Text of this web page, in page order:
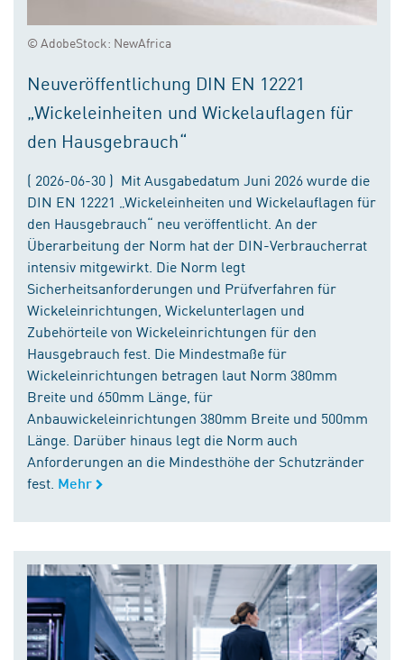
© AdobeStock: NewAfrica
Neuveröffentlichung DIN EN 12221
„Wickeleinheiten und Wickelauflagen für
den Hausgebrauch“
( 2026-06-30 ) Mit Ausgabedatum Juni 2026 wurde die
DIN EN 12221 „Wickeleinheiten und Wickelauflagen für
den Hausgebrauch“ neu veröffentlicht. An der
Überarbeitung der Norm hat der DIN-Verbraucherrat
intensiv mitgewirkt. Die Norm legt
Sicherheitsanforderungen und Prüfverfahren für
Wickeleinrichtungen, Wickelunterlagen und
Zubehörteile von Wickeleinrichtungen für den
Hausgebrauch fest. Die Mindestmaße für
Wickeleinrichtungen betragen laut Norm 380mm
Breite und 650mm Länge, für
Anbauwickeleinrichtungen 380mm Breite und 500mm
Länge. Darüber hinaus legt die Norm auch
Anforderungen an die Mindesthöhe der Schutzränder
fest. Mehr